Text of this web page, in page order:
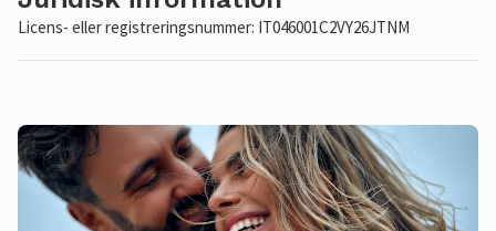
Licens- eller registreringsnummer: IT046001C2VY26JTNM